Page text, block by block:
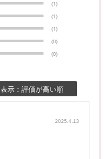
(1)
(1)
(1)
(0)
(0)
表示：評価が高い順
2025.4.13